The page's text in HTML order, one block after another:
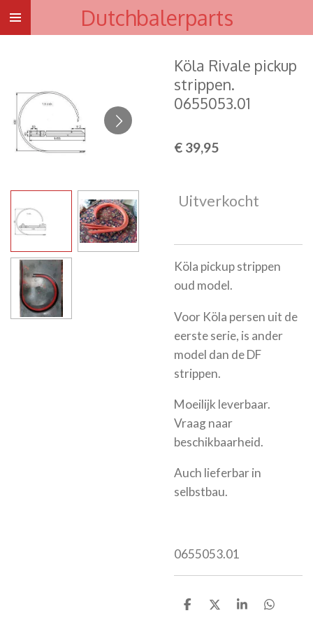
Ga
direct
hoofdinhoud
Dutchbalerparts
Köla Rivale pickup
strippen.
0655053.01
€ 39,95
Uitverkocht
Köla pickup strippen
oud model.
Voor Köla persen uit de
eerste serie, is ander
model dan de DF
strippen.
Moeilijk leverbaar.
Vraag naar
beschikbaarheid.
Auch lieferbar in
selbstbau.
0655053.01
D
D
S
D